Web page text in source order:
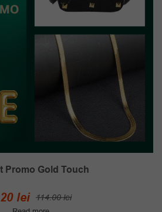
Promo Gold Touch
114.00lei
Prețul
leiPrețul